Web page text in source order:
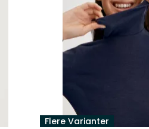
Flere Varianter